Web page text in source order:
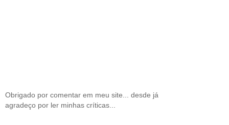
Obrigado por comentar em meu site... desde já
agradeço por ler minhas críticas...